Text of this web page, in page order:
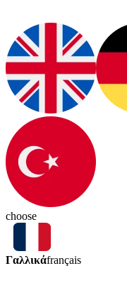
choose
Γαλλικάfrançais